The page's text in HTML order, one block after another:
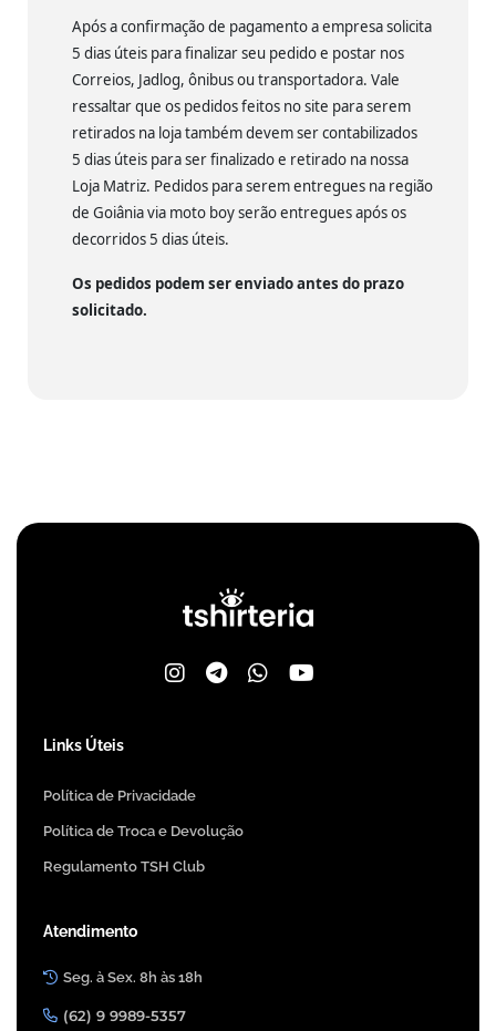
Após a confirmação de pagamento a empresa solicita
5 dias úteis para finalizar seu pedido e postar nos
Correios, Jadlog, ônibus ou transportadora. Vale
ressaltar que os pedidos feitos no site para serem
retirados na loja também devem ser contabilizados
5 dias úteis para ser finalizado e retirado na nossa
Loja Matriz. Pedidos para serem entregues na região
de Goiânia via moto boy serão entregues após os
decorridos 5 dias úteis.
Os pedidos podem ser enviado antes do prazo
solicitado.
Links Úteis
Política de Privacidade
Política de Troca e Devolução
Regulamento TSH Club
Atendimento
Seg. à Sex. 8h às 18h
(62) 9 9989-5357